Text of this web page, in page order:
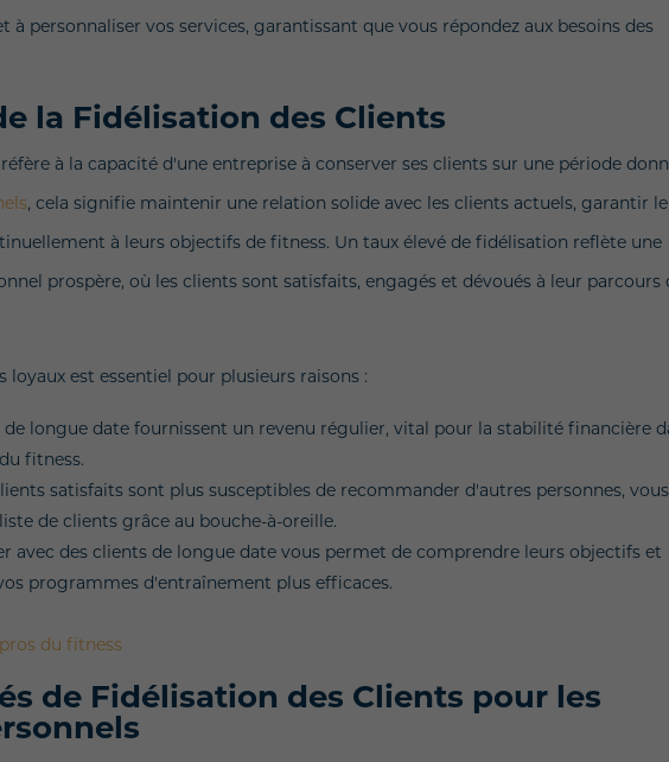
à personnaliser vos services, garantissant que vous répondez aux besoins des
la Fidélisation des Clients
à la capacité d'une entreprise à conserver ses clients sur une période
, cela signifie maintenir une relation solide avec les clients actuels, garantir
à leurs objectifs de fitness. Un taux élevé de fidélisation reflète une
prospère, où les clients sont satisfaits, engagés et dévoués à leur parcours
loyaux est essentiel pour plusieurs raisons :
de longue date fournissent un revenu régulier, vital pour la stabilité financière
fitness.
satisfaits sont plus susceptibles de recommander d'autres personnes, vous
de clients grâce au bouche-à-oreille.
avec des clients de longue date vous permet de comprendre leurs objectifs et
programmes d'entraînement plus efficaces.
du fitness
de Fidélisation des Clients pour les